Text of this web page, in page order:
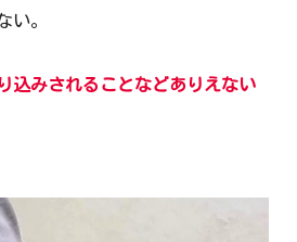
い。
込みされることなどありえない